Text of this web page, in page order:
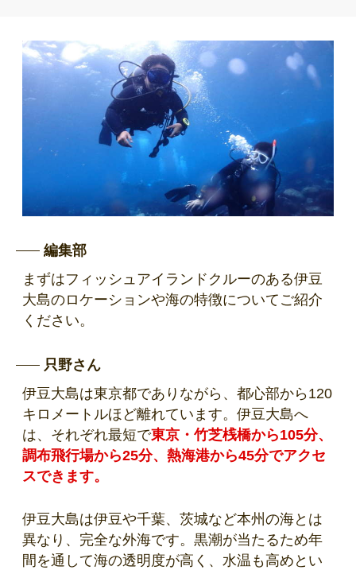
編集部
まずはフィッシュアイランドクルーのある伊豆
大島のロケーションや海の特徴についてご紹介
ください。
只野さん
伊豆大島は東京都でありながら、都心部から120
キロメートルほど離れています。伊豆大島へ
は、それぞれ最短で東京・竹芝桟橋から105分、
調布飛行場から25分、熱海港から45分でアクセ
スできます。
伊豆大島は伊豆や千葉、茨城など本州の海とは
異なり、完全な外海です。黒潮が当たるため年
間を通して海の透明度が高く、水温も高めとい